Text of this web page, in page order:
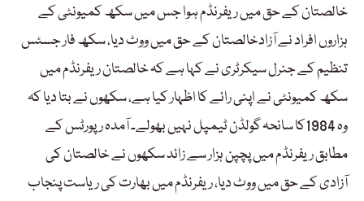
خالصتان کے حق میں ریفرنڈم ہوا جس میں سکھ کمیونٹی کے
ہزاروں افراد نے آزادخالصتان کے حق میں ووٹ دیا، سکھ فار جسٹس
تنظیم کے جنرل سیکرٹری نے کہا ہے کہ خالصتان ریفرنڈم میں
سکھ کمیونٹی نے اپنی رائے کا اظہار کیا ہے، سکھوں نے بتا دیا کہ
وہ 1984کا سانحہ گولڈن ٹیمپل نہیں بھولے۔ آمدہ رپورٹس کے
مطابق ریفرنڈم میں پچپن ہزار سے زائد سکھوں نے خالصتان کی
آزادی کے حق میں ووٹ دیا، ریفرنڈم میں بھارت کی ریاست پنجاب